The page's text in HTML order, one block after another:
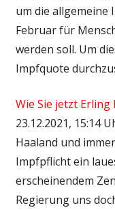
um die allgemeine
Februar für
werden soll. Um
Impfquote
Wie Sie jetzt Erling
23.12.2021, 15:14
Haaland und
Impfpflicht ein
erscheinendem
Regierung uns